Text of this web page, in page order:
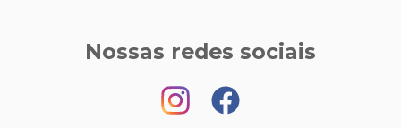
Nossas redes sociais